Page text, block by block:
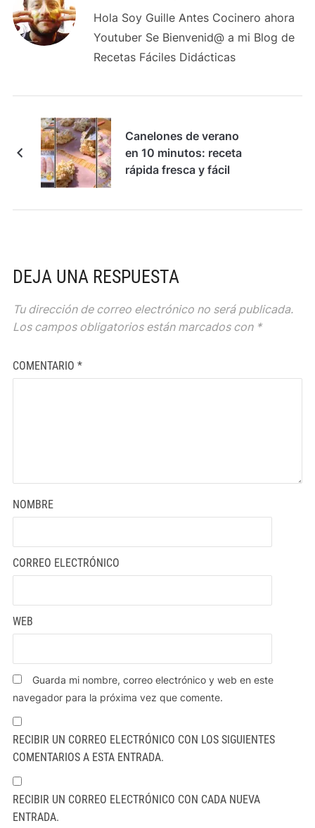
Hola Soy Guille Antes Cocinero ahora
Youtuber Se Bienvenid@ a mi Blog de
Recetas Fáciles Didácticas
Canelones de verano
en 10 minutos: receta
rápida fresca y fácil
DEJA UNA RESPUESTA
Tu dirección de correo electrónico no será publicada.
Los campos obligatorios están marcados con *
COMENTARIO *
NOMBRE
CORREO ELECTRÓNICO
WEB
Guarda mi nombre, correo electrónico y web en este
navegador para la próxima vez que comente.
RECIBIR UN CORREO ELECTRÓNICO CON LOS SIGUIENTES
COMENTARIOS A ESTA ENTRADA.
RECIBIR UN CORREO ELECTRÓNICO CON CADA NUEVA
ENTRADA.